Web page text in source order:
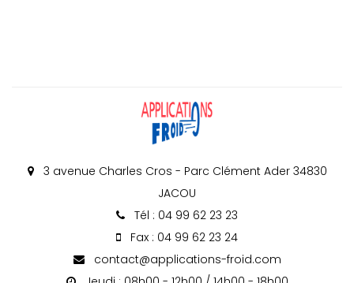
3 avenue Charles Cros - Parc Clément Ader 34830
JACOU
Tél : 04 99 62 23 23
Fax : 04 99 62 23 24
contact@applications-froid.com